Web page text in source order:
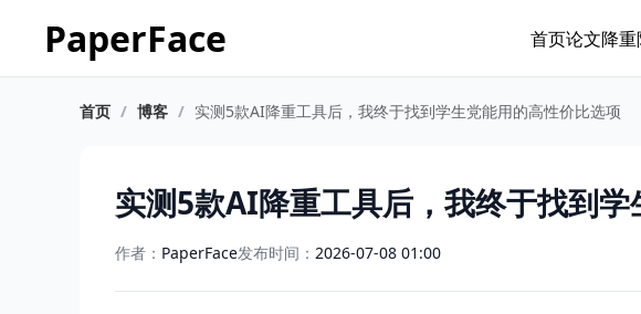
PaperFace 首页论文降重
首页 / 博客 / 实测5款AI降重工具后，我终于找到学生党能用的高性价比选项
实测5款AI降重工具后，我终于找到
作者： PaperFace发布时间： 2026-07-08 01:00